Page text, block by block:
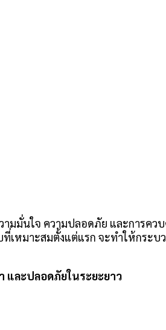
มมั่นใจ ความปลอดภัย และการคว
หมาะสมตั้งแต่แรก จะทำให้กระบ
และปลอดภัยในระยะยาว